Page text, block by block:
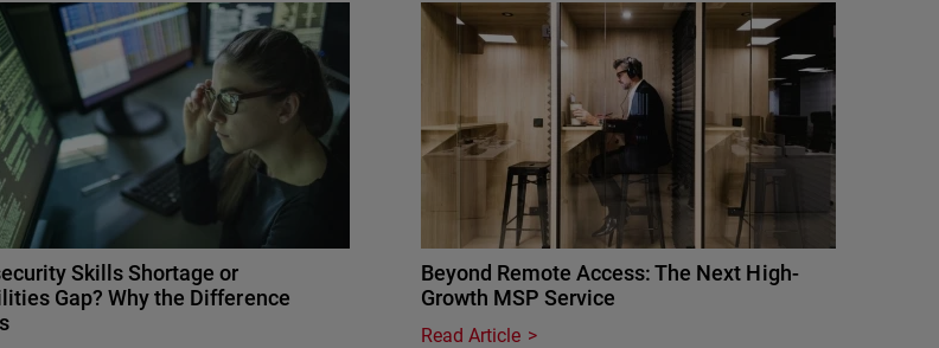
Skills Shortage or
Gap? Why the Difference
Beyond Remote Access: The Next High-
Growth MSP Service
Read Article